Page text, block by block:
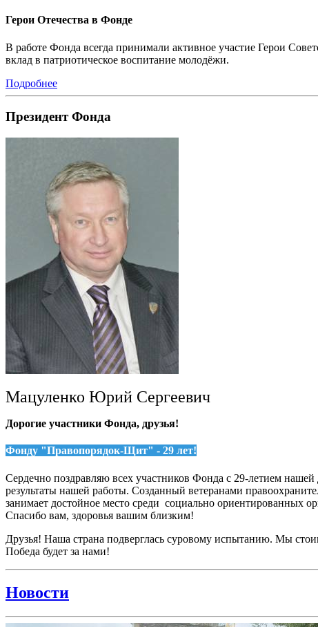
Герои Отечества в Фонде
В работе Фонда всегда принимали активное участие Герои
вклад в патриотическое воспитание молодёжи.
Подробнее
Президент Фонда
Мацуленко Юрий Сергеевич
Дорогие участники Фонда, друзья!
Фонду "Правопорядок-Щит" - 29 лет!
Сердечно поздравляю всех участников Фонда с 29-летием
результаты нашей работы. Созданный ветеранами
занимает достойное место среди социально ориентированных
Спасибо вам, здоровья вашим близким!
Друзья! Наша страна подверглась суровому испытанию. Мы
Победа будет за нами!
Новости